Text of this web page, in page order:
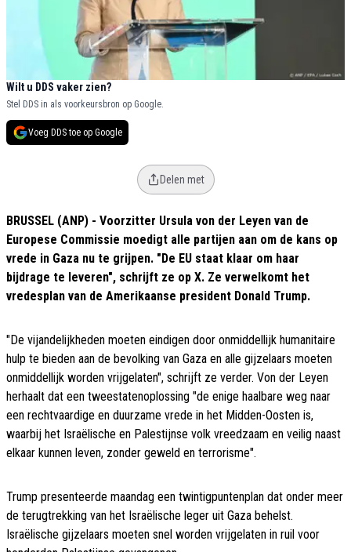
Wilt u DDS vaker zien?
Stel DDS in als voorkeursbron op Google.
Voeg DDS toe op Google
Delen met
BRUSSEL (ANP) - Voorzitter Ursula von der Leyen van de
Europese Commissie moedigt alle partijen aan om de kans op
vrede in Gaza nu te grijpen. "De EU staat klaar om haar
bijdrage te leveren", schrijft ze op X. Ze verwelkomt het
vredesplan van de Amerikaanse president Donald Trump.
"De vijandelijkheden moeten eindigen door onmiddellijk humanitaire
hulp te bieden aan de bevolking van Gaza en alle gijzelaars moeten
onmiddellijk worden vrijgelaten", schrijft ze verder. Von der Leyen
herhaalt dat een tweestatenoplossing "de enige haalbare weg naar
een rechtvaardige en duurzame vrede in het Midden-Oosten is,
waarbij het Israëlische en Palestijnse volk vreedzaam en veilig naast
elkaar kunnen leven, zonder geweld en terrorisme".
Trump presenteerde maandag een twintigpuntenplan dat onder meer
de terugtrekking van het Israëlische leger uit Gaza behelst.
Israëlische gijzelaars moeten snel worden vrijgelaten in ruil voor